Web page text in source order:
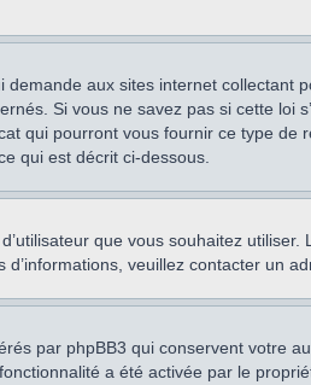
aux sites internet
Si vous ne savez pas si cette loi
qui pourront vous fournir ce type de
qui est décrit ci-dessous.
que vous souhaitez
veuillez contacter un
par phpBB3 qui conservent votre
a été activée par le